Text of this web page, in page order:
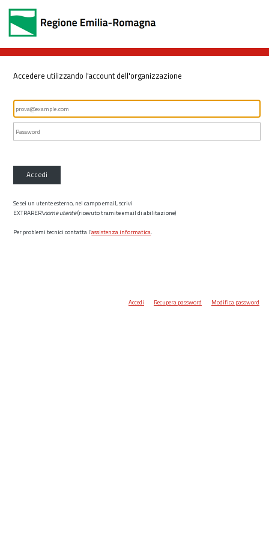
Accedere utilizzando l'account dell'organizzazione
Accedi
Se sei un utente esterno, nel campo email, scrivi
EXTRARER\nome utente(ricevuto tramite email di abilitazione)
Per problemi tecnici contatta l’assistenza informatica.
Accedi Recupera password Modifica password